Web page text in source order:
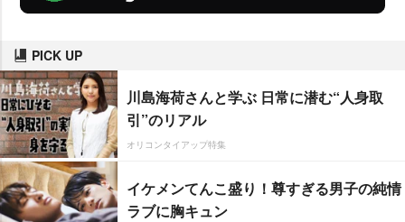
PICK UP
川島海荷さんと学ぶ 日常に潜む“人身取
引”のリアル
オリコンタイアップ特集
イケメンてんこ盛り！尊すぎる男子の純情
ラブに胸キュン